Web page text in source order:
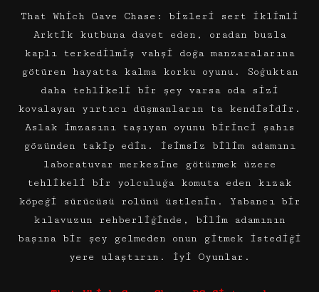
That Which Gave Chase: bizleri sert iklimli
Arktik kutbuna davet eden, oradan buzla
kaplı terkedilmiş vahşi doğa manzaralarına
götüren hayatta kalma korku oyunu. Soğuktan
daha tehlikeli bir şey varsa oda sizi
kovalayan yırtıcı düşmanların ta kendisidir.
Aslak imzasını taşıyan oyunu birinci şahıs
gözünden takip edin. İsimsiz bilim adamını
laboratuvar merkezine götürmek üzere
tehlikeli bir yolculuğa komuta eden kızak
köpeği sürücüsü rolünü üstlenin. Yabancı bir
kılavuzun rehberliğinde, bilim adamının
başına bir şey gelmeden onun gitmek istediği
yere ulaştırın. İyi Oyunlar.